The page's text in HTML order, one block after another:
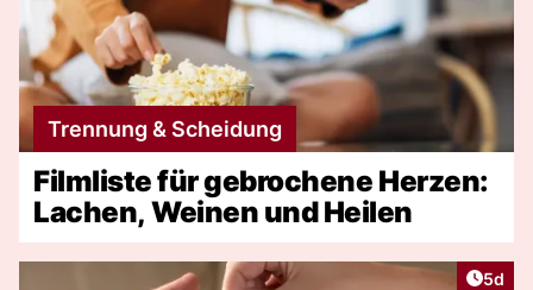
Trennung & Scheidung
Filmliste für gebrochene Herzen:
Lachen, Weinen und Heilen
5d